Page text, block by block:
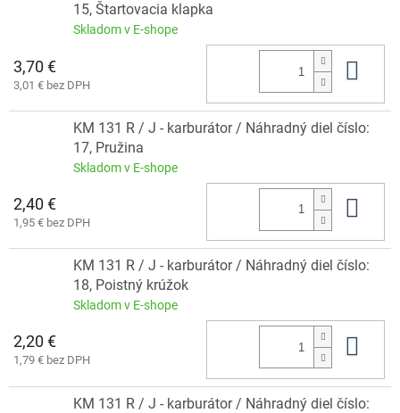
15, Štartovacia klapka
Skladom v E-shope
3,70 €
3,01 € bez DPH
KM 131 R / J - karburátor / Náhradný diel číslo:
17, Pružina
Skladom v E-shope
2,40 €
1,95 € bez DPH
KM 131 R / J - karburátor / Náhradný diel číslo:
18, Poistný krúžok
Skladom v E-shope
2,20 €
1,79 € bez DPH
KM 131 R / J - karburátor / Náhradný diel číslo: